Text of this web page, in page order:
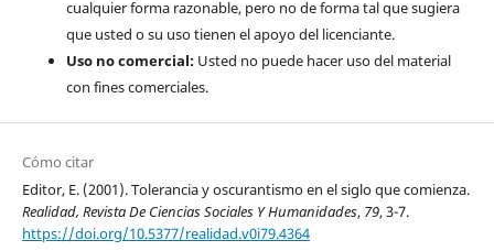
cualquier forma razonable, pero no de forma tal que sugiera
que usted o su uso tienen el apoyo del licenciante.
Uso no comercial:Usted no puede hacer uso del material
con fines comerciales.
Cómo citar
Editor, E. (2001). Tolerancia y oscurantismo en el siglo que comienza.
Realidad, Revista De Ciencias Sociales Y Humanidades, 79, 3-7.
https://doi.org/10.5377/realidad.v0i79.4364